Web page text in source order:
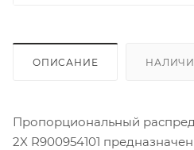
ОПИСАНИЕ
Пропорциональный
2X R900954101